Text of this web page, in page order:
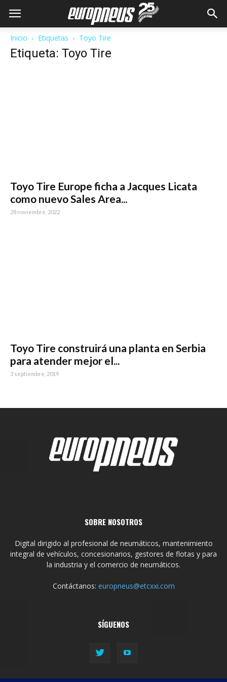
Inicio Etiquetas Toyo Tire
Etiqueta: Toyo Tire
Toyo Tire Europe ficha a Jacques Licata
como nuevo Sales Area...
28 noviembre, 2022
Toyo Tire construirá una planta en Serbia
para atender mejor el...
3 septiembre, 2019
SOBRE NOSOTROS
Digital dirigido al profesional de neumáticos, mantenimiento
integral de vehículos, concesionarios, gestores de flotas y para
la industria y el comercio de neumáticos.
Contáctanos: europneus@etcxxi.com
SÍGUENOS